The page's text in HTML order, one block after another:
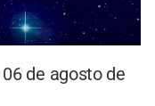
de agosto de